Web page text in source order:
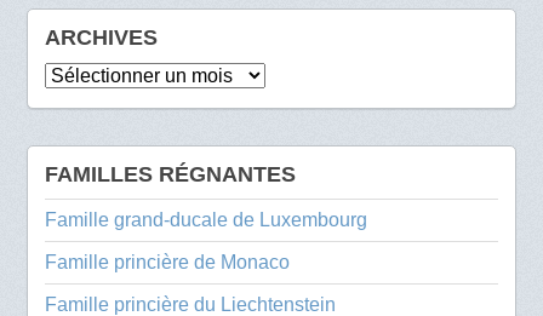
ARCHIVES
Archives
FAMILLES RÉGNANTES
Famille grand-ducale de Luxembourg
Famille princière de Monaco
Famille princière du Liechtenstein